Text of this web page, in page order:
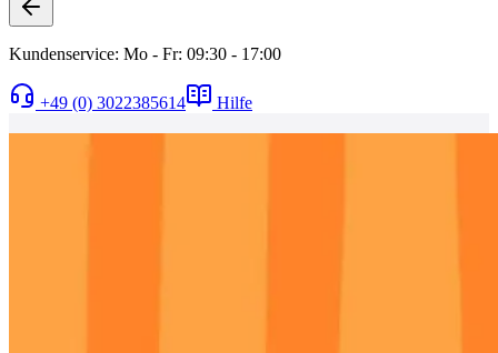
Kundenservice: Mo - Fr: 09:30 - 17:00
+49 (0) 3022385614 Hilfe